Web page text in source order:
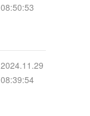
08:50:53
2024.11.29
08:39:54